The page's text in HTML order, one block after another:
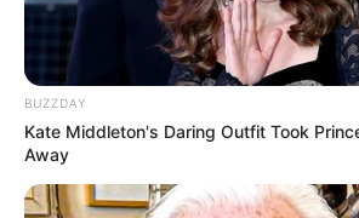
Biodata & Profil
BUZZDAY
Kate Middleton's Daring Outfit Took
Away